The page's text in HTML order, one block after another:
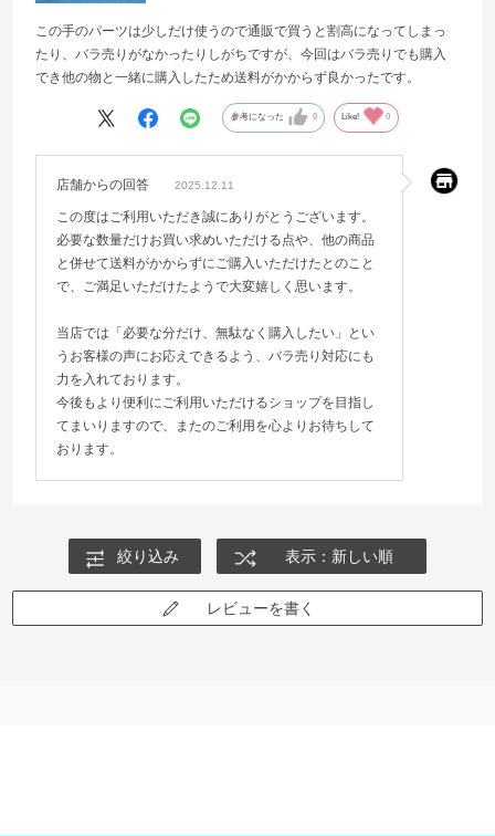
この手のパーツは少しだけ使うので通販で買うと割高になってしまっ
たり、バラ売りがなかったりしがちですが、今回はバラ売りでも購入
でき他の物と一緒に購入したため送料がかからず良かったです。
参考になった 0 Like! 0
店舗からの回答 2025.12.11
この度はご利用いただき誠にありがとうございます。
必要な数量だけお買い求めいただける点や、他の商品
と併せて送料がかからずにご購入いただけたとのこと
で、ご満足いただけたようで大変嬉しく思います。
当店では「必要な分だけ、無駄なく購入したい」とい
うお客様の声にお応えできるよう、バラ売り対応にも
力を入れております。
今後もより便利にご利用いただけるショップを目指し
てまいりますので、またのご利用を心よりお待ちして
おります。
絞り込み 表示：新しい順
レビューを書く